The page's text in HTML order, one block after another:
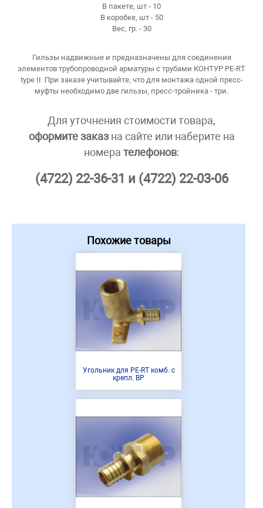
В пакете, шт - 10
В коробке, шт - 50
Вес, гр. - 30
Гильзы надвижные и предназначены для соединения
элементов трубопроводной арматуры с трубами КОНТУР PE-RT
type II .При заказе учитывайте, что для монтажа одной пресс-
муфты необходимо две гильзы, пресс-тройника - три.
Для уточнения стоимости товара,
оформите заказна сайте или наберите на
номера телефонов:
(4722) 22-36-31 и (4722) 22-03-06
Похожие товары
Угольник для PE-RT комб. с
крепл. ВР